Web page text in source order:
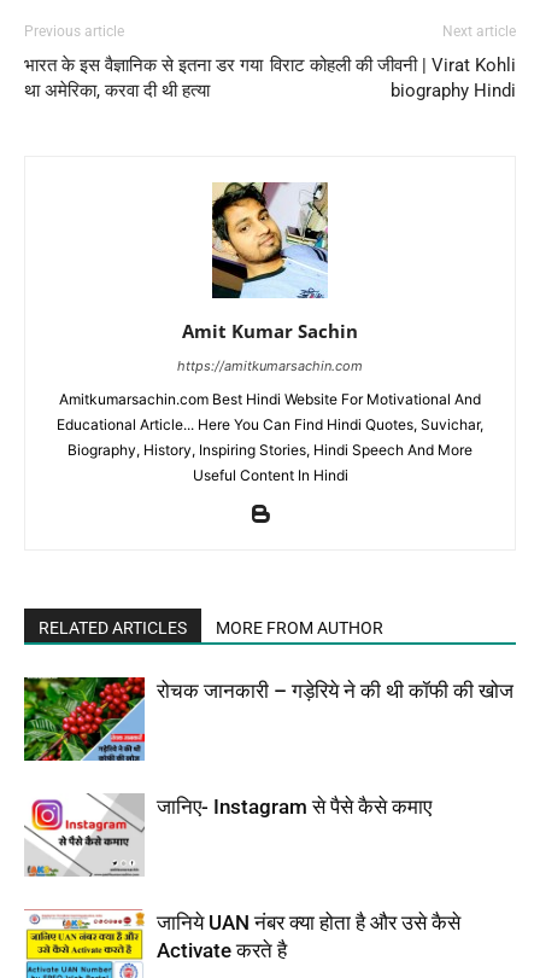
Previous article
भारत के इस वैज्ञानिक से इतना डर गया
था अमेरिका, करवा दी थी हत्या
Next article
विराट कोहली की जीवनी | Virat Kohli
biography Hindi
Amit Kumar Sachin
https://amitkumarsachin.com
Amitkumarsachin.com Best Hindi Website For Motivational And
Educational Article... Here You Can Find Hindi Quotes, Suvichar,
Biography, History, Inspiring Stories, Hindi Speech And More
Useful Content In Hindi
RELATED ARTICLES MORE FROM AUTHOR
रोचक जानकारी – गड़ेरिये ने की थी कॉफी की खोज
जानिए- Instagram से पैसे कैसे कमाए
जानिये UAN नंबर क्या होता है और उसे कैसे
Activate करते है